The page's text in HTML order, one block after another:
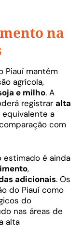
na
Piauí mantém
agrícola,
e milho. A
registrar alta
equivalente a
com
estimado é ainda
,
adicionais. Os
do Piauí como
do
nas áreas de
alta